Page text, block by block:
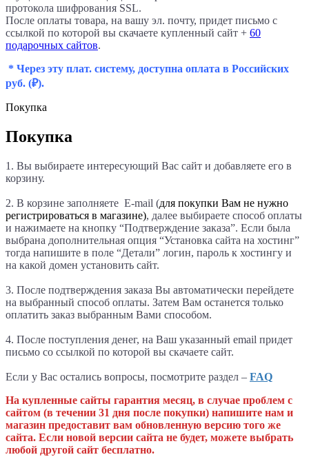
протокола шифрования SSL.
После оплаты товара, на вашу эл. почту, придет письмо с
ссылкой по которой вы скачаете купленный сайт + 60
подарочных сайтов.
* Через эту плат. систему, доступна оплата в Российских
руб. (₽).
Покупка
Покупка
1. Вы выбираете интересующий Вас сайт и добавляете его в
корзину.
2. В корзине заполняете E-mail (для покупки Вам не нужно
регистрироваться в магазине), далее выбираете способ оплаты
и нажимаете на кнопку “Подтверждение заказа”. Если была
выбрана дополнительная опция “Установка сайта на хостинг”
тогда напишите в поле “Детали” логин, пароль к хостингу и
на какой домен установить сайт.
3. После подтверждения заказа Вы автоматически перейдете
на выбранный способ оплаты. Затем Вам останется только
оплатить заказ выбранным Вами способом.
4. После поступления денег, на Ваш указанный email придет
письмо со ссылкой по которой вы скачаете сайт.
Если у Вас остались вопросы, посмотрите раздел – FAQ
На купленные сайты гарантия месяц, в случае проблем с
сайтом (в течении 31 дня после покупки) напишите нам и
магазин предоставит вам обновленную версию того же
сайта. Если новой версии сайта не будет, можете выбрать
любой другой сайт бесплатно.